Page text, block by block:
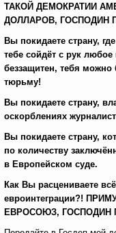
ТАКОЙ ДЕМОКРАТИИ
ДОЛЛАРОВ, ГОСПОДИН
Вы покидаете страну,
тебе сойдёт с рук
беззащитен, тебя можно
тюрьму!
Вы покидаете страну,
оскорблениях
Вы покидаете страну,
по количеству
в Европейском суде.
Как Вы расцениваете
евроинтеграции?!
ЕВРОСОЮЗ, ГОСПОДИН